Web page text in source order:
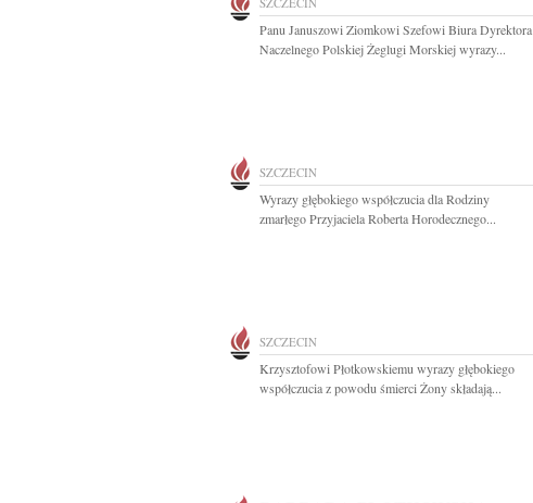
Panu Januszowi Ziomkowi Szefowi Biura Dyrektora
Naczelnego Polskiej Żeglugi Morskiej wyrazy...
SZCZECIN
Wyrazy głębokiego współczucia dla Rodziny
zmarłego Przyjaciela Roberta Horodecznego...
SZCZECIN
Krzysztofowi Płotkowskiemu wyrazy głębokiego
współczucia z powodu śmierci Żony składają...